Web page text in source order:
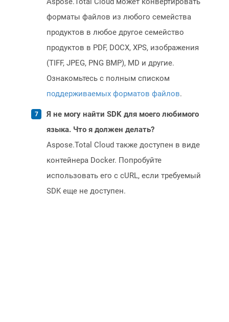
форматы файлов из любого семейства
продуктов в любое другое семейство
продуктов в PDF, DOCX, XPS, изображения
(TIFF, JPEG, PNG BMP), MD и другие.
Ознакомьтесь с полным списком
поддерживаемых форматов файлов.
Я не могу найти SDK для моего любимого
языка. Что я должен делать?
Aspose.Total Cloud также доступен в виде
контейнера Docker. Попробуйте
использовать его с cURL, если требуемый
SDK еще не доступен.